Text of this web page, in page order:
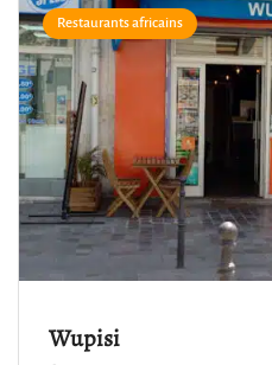
4.8
Restaurants africains
Wupisi